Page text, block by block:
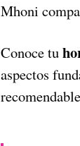
Mhoni
Conoce tu
aspectos